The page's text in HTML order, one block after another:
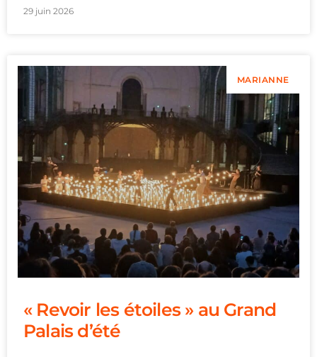
29 juin 2026
MARIANNE
« Revoir les étoiles » au Grand
Palais d’été